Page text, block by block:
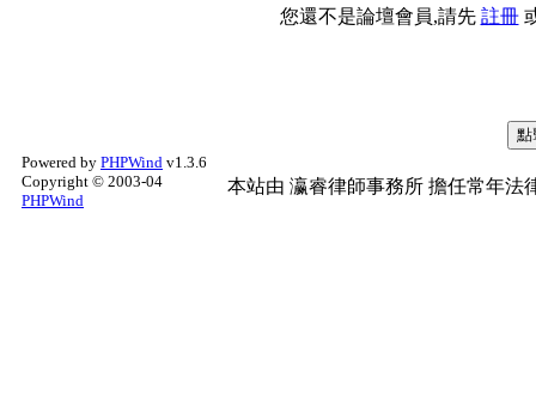
您還不是論壇會員,請先 註冊
Powered by PHPWind v1.3.6
Copyright © 2003-04
PHPWind
本站由 瀛睿律師事務所 擔任常年法